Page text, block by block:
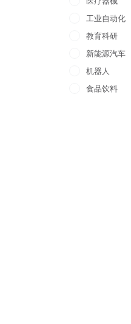
工业自动化
教育科研
新能源汽车
机器人
食品饮料